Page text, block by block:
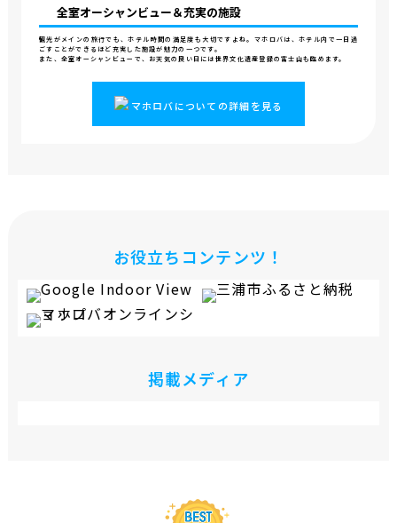
全室オーシャンビュー＆充実の施設
観光がメインの旅行でも、ホテル時間の満足度も大切ですよね。マホロバは、ホテル内で一日過
ごすことができるほど充実した施設が魅力の一つです。
また、全室オーシャンビューで、お天気の良い日には世界文化遺産登録の富士山も臨めます。
マホロバについての詳細を見る
お役立ちコンテンツ！
掲載メディア